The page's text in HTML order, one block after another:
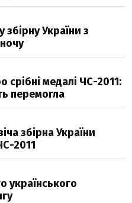
України з
срібні медалі ЧС-2011:
перемогла
збірна України
2011
українського